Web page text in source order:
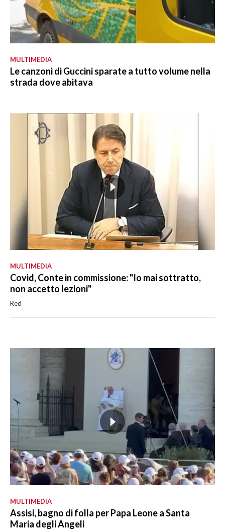
MULTIMEDIA
Le canzoni di Guccini sparate a tutto volume nella
strada dove abitava
MULTIMEDIA
Covid, Conte in commissione: "Io mai sottratto,
non accetto lezioni"
Red
MULTIMEDIA
Assisi, bagno di folla per Papa Leone a Santa
Maria degli Angeli